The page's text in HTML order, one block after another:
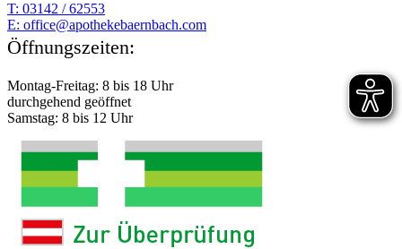
T: 03142 / 62553
E: moc.hcabnreabekehtopa@eciffo
Öffnungszeiten:
Montag-Freitag: 8 bis 18 Uhr
durchgehend geöffnet
Samstag: 8 bis 12 Uhr